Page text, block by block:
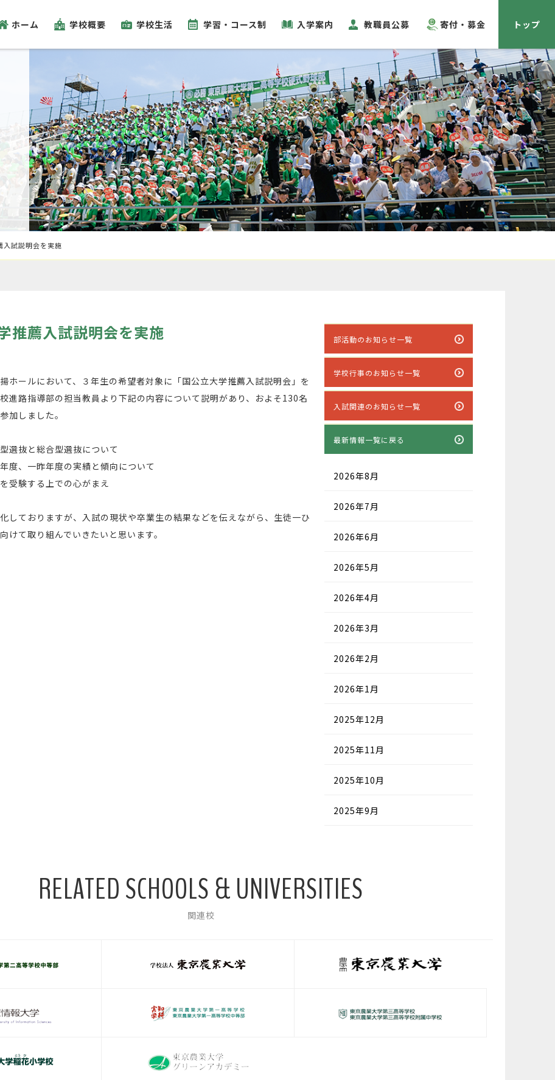
ホーム 学校概要 学校生活 学習・コース制 入学案内 教職員公募 寄付・募金 トップ
入試説明会を実施
推薦入試説明会を実施
ホールにおいて、３年生の希望者対象に「国公立大学推薦入試説明会」を
進路指導部の担当教員より下記の内容について説明があり、およそ130名
加しました。
選抜と総合型選抜について
度、一昨年度の実績と傾向について
受験する上での心がまえ
しておりますが、入試の現状や卒業生の結果などを伝えながら、生徒一ひ
けて取り組んでいきたいと思います。
部活動のお知らせ一覧
学校行事のお知らせ一覧
入試関連のお知らせ一覧
最新情報一覧に戻る
2026年8月
2026年7月
2026年6月
2026年5月
2026年4月
2026年3月
2026年2月
2026年1月
2025年12月
2025年11月
2025年10月
2025年9月
RELATED SCHOOLS & UNIVERSITIES
関連校